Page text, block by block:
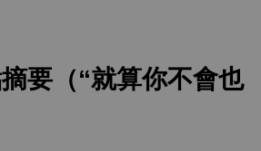
要（“就算你不會也